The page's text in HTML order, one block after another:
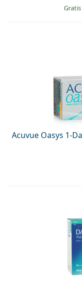
Acuvue Oasys 1-